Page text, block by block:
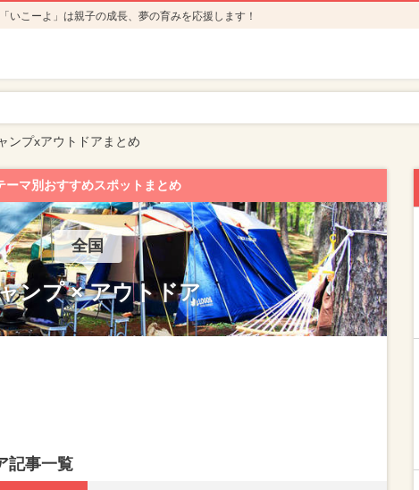
いこーよ」は親子の成長、夢の育みを応援します！
ンプxアウトドアまとめ
ーマ別おすすめスポットまとめ
全国
ンプ × アウトドア
記事一覧